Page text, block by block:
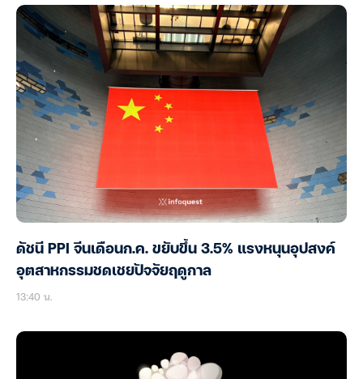
ดัชนี PPI จีนเดือนก.ค. ขยับขึ้น 3.5% แรงหนุนอุปสงค์
อุตสาหกรรมชดเชยปัจจัยฤดูกาล
13:40 น.